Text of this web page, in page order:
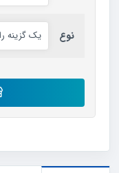
نوع
اکانت
رایگان